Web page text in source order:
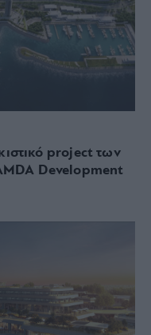
project των
Development